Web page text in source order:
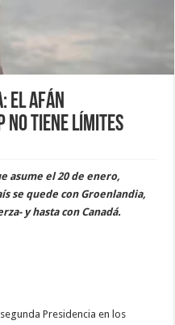
el afán
no tiene límites
asume el 20 de enero,
se quede con Groenlandia,
y hasta con Canadá.
Presidencia en los